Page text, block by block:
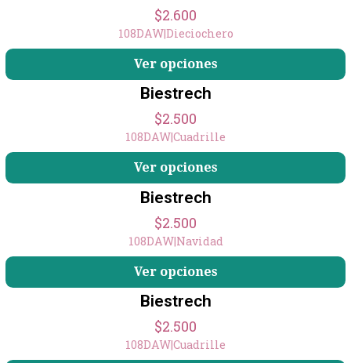
$2.600
108DAW|Dieciochero
Ver opciones
Biestrech
$2.500
108DAW|Cuadrille
Ver opciones
Biestrech
$2.500
108DAW|Navidad
Ver opciones
Biestrech
$2.500
108DAW|Cuadrille